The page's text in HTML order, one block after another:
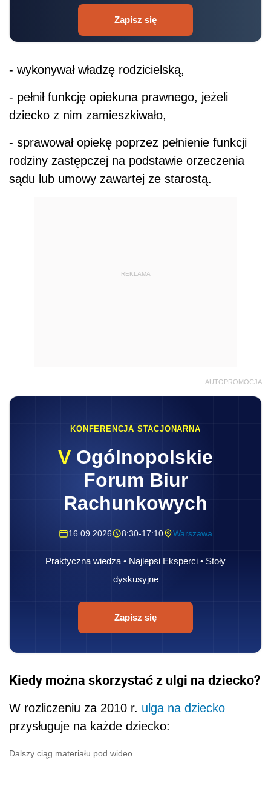
Zapisz się
- wykonywał władzę rodzicielską,
- pełnił funkcję opiekuna prawnego, jeżeli
dziecko z nim zamieszkiwało,
- sprawował opiekę poprzez pełnienie funkcji
rodziny zastępczej na podstawie orzeczenia
sądu lub umowy zawartej ze starostą.
REKLAMA
AUTOPROMOCJA
KONFERENCJA STACJONARNA
V Ogólnopolskie
Forum Biur
Rachunkowych
16.09.2026 8:30-17:10 Warszawa
Praktyczna wiedza • Najlepsi Eksperci • Stoły
dyskusyjne
Zapisz się
Kiedy można skorzystać z ulgi na dziecko?
W rozliczeniu za 2010 r. ulga na dziecko
przysługuje na każde dziecko:
Dalszy ciąg materiału pod wideo